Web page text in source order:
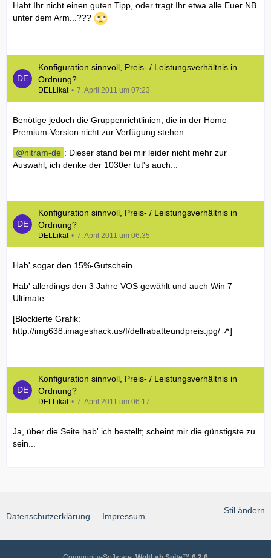
Habt Ihr nicht einen guten Tipp, oder tragt Ihr etwa alle Euer NB
unter dem Arm...???
Konfiguration sinnvoll, Preis- / Leistungsverhältnis in
Ordnung?
DELLikat 7. April 2011 um 07:23
Benötige jedoch die Gruppenrichtlinien, die in der Home
Premium-Version nicht zur Verfügung stehen...
nitram-de : Dieser stand bei mir leider nicht mehr zur
Auswahl; ich denke der 1030er tut's auch...
Konfiguration sinnvoll, Preis- / Leistungsverhältnis in
Ordnung?
DELLikat 7. April 2011 um 06:35
Hab' sogar den 15%-Gutschein...
Hab' allerdings den 3 Jahre VOS gewählt und auch Win 7
Ultimate...
[Blockierte Grafik:
http://img638.imageshack.us/f/dellrabatteundpreis.jpg/
]
Konfiguration sinnvoll, Preis- / Leistungsverhältnis in
Ordnung?
DELLikat 7. April 2011 um 06:17
Ja, über die Seite hab' ich bestellt; scheint mir die günstigste zu
sein...
Stil ändern
Datenschutzerklärung Impressum